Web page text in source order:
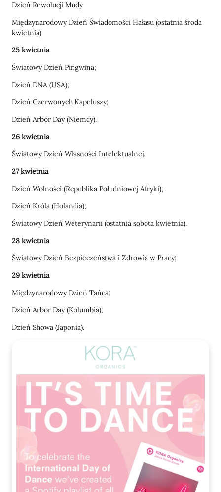
Dzień Rewolucji Mody
Międzynarodowy Dzień Świadomości Hałasu (ostatnia środa
kwietnia)
25 kwietnia
Światowy Dzień Pingwina;
Dzień DNA (USA);
Dzień Czerwonych Kapeluszy;
Dzień Arbor Day (Niemcy).
26 kwietnia
Światowy Dzień Własności Intelektualnej.
27 kwietnia
Dzień Wolności (Republika Południowej Afryki);
Dzień Króla (Holandia);
Światowy Dzień Weterynarii (ostatnia sobota kwietnia).
28 kwietnia
Światowy Dzień Bezpieczeństwa i Zdrowia w Pracy;
29 kwietnia
Międzynarodowy Dzień Tańca;
Dzień Arbor Day (Kolumbia);
Dzień Shōwa (Japonia).